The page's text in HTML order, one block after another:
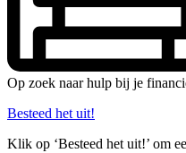
Op zoek naar hulp bij je
Besteed het uit!
Klik op ‘Besteed het uit!’ om